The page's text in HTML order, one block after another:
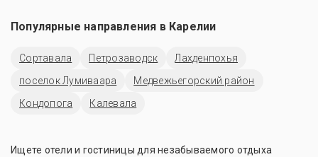
Популярные направления в Карелии
Сортавала Петрозаводск
Лахденпохья
поселок Лумиваара
Медвежьегорский район
Кондопога
Калевала
Ищете отели и гостиницы для незабываемого отдыха